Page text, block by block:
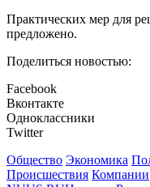
Практических мер для
предложено.
Поделиться новостью:
Facebook
Вконтакте
Одноклассники
Twitter
Общество Экономика
Происшествия Компании